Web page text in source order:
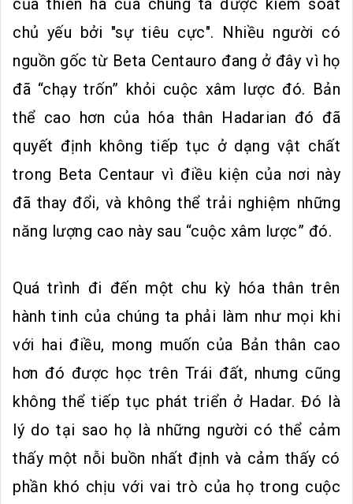
của thiên hà của chúng ta được kiểm soát
chủ yếu bởi "sự tiêu cực". Nhiều người có
nguồn gốc từ Beta Centauro đang ở đây vì họ
đã “chạy trốn” khỏi cuộc xâm lược đó. Bản
thể cao hơn của hóa thân Hadarian đó đã
quyết định không tiếp tục ở dạng vật chất
trong Beta Centaur vì điều kiện của nơi này
đã thay đổi, và không thể trải nghiệm những
năng lượng cao này sau “cuộc xâm lược” đó.
Quá trình đi đến một chu kỳ hóa thân trên
hành tinh của chúng ta phải làm như mọi khi
với hai điều, mong muốn của Bản thân cao
hơn đó được học trên Trái đất, nhưng cũng
không thể tiếp tục phát triển ở Hadar. Đó là
lý do tại sao họ là những người có thể cảm
thấy một nỗi buồn nhất định và cảm thấy có
phần khó chịu với vai trò của họ trong cuộc